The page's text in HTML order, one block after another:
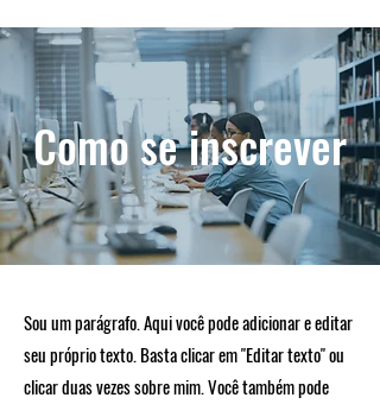
Como se inscrever
Sou um parágrafo. Aqui você pode adicionar e editar
seu próprio texto. Basta clicar em "Editar texto" ou
clicar duas vezes sobre mim. Você também pode